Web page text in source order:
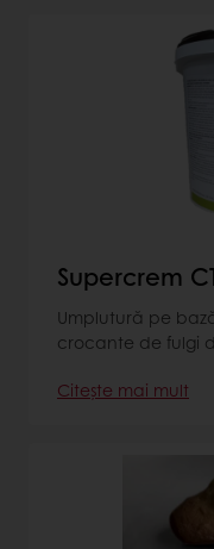
Supercrem
Umplutură pe
crocante de fulgi
Citește mai mult